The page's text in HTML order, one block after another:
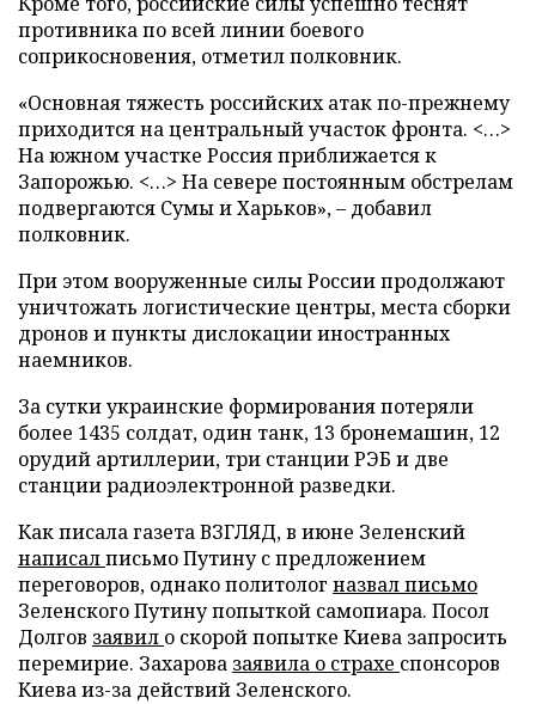
противника по всей линии боевого
соприкосновения, отметил полковник.
«Основная тяжесть российских атак по-прежнему
приходится на центральный участок фронта. <…>
На южном участке Россия приближается к
Запорожью. <…> На севере постоянным обстрелам
подвергаются Сумы и Харьков», – добавил
полковник.
При этом вооруженные силы России продолжают
уничтожать логистические центры, места сборки
дронов и пункты дислокации иностранных
наемников.
За сутки украинские формирования потеряли
более 1435 солдат, один танк, 13 бронемашин, 12
орудий артиллерии, три станции РЭБ и две
станции радиоэлектронной разведки.
Как писала газета ВЗГЛЯД, в июне Зеленский
написалписьмо Путину с предложением
переговоров, однако политолог назвал письмо
Зеленского Путину попыткой самопиара. Посол
Долгов заявил о скорой попытке Киева запросить
перемирие. Захарова заявила о страхе спонсоров
Киева из-за действий Зеленского.